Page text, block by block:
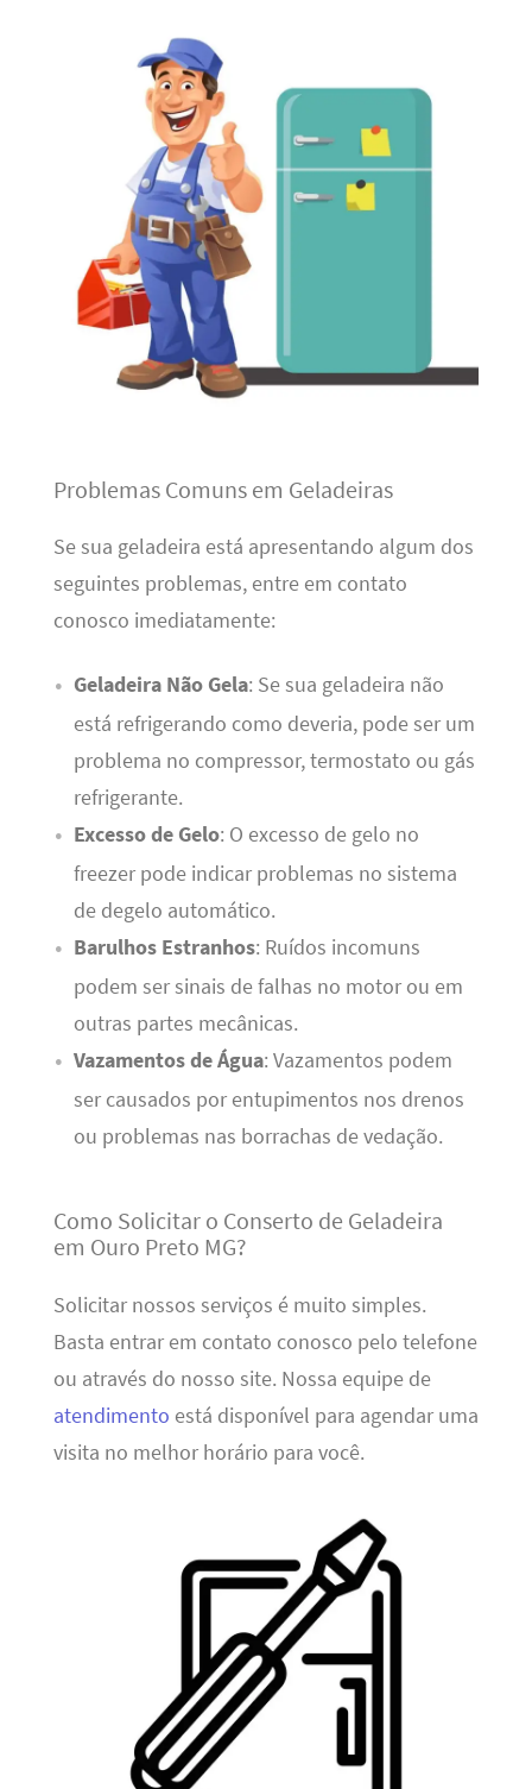
Problemas Comuns em Geladeiras
Se sua geladeira está apresentando algum dos
seguintes problemas, entre em contato
conosco imediatamente:
Geladeira Não Gela: Se sua geladeira não
está refrigerando como deveria, pode ser um
problema no compressor, termostato ou gás
refrigerante.
Excesso de Gelo: O excesso de gelo no
freezer pode indicar problemas no sistema
de degelo automático.
Barulhos Estranhos: Ruídos incomuns
podem ser sinais de falhas no motor ou em
outras partes mecânicas.
Vazamentos de Água: Vazamentos podem
ser causados por entupimentos nos drenos
ou problemas nas borrachas de vedação.
Como Solicitar o Conserto de Geladeira
em Ouro Preto MG?
Solicitar nossos serviços é muito simples.
Basta entrar em contato conosco pelo telefone
ou através do nosso site. Nossa equipe de
atendimento está disponível para agendar uma
visita no melhor horário para você.